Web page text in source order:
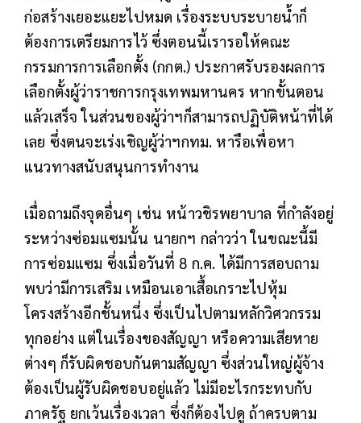
ก่อสร้างเยอะแยะไปหมด เรื่องระบบระบายน้ำก็
ต้องการเตรียมการไว้ ซึ่งตอนนี้เรารอให้คณะ
กรรมการการเลือกตั้ง (กกต.) ประกาศรับรองผลการ
เลือกตั้งผู้ว่าราชการกรุงเทพมหานคร หากขั้นตอน
แล้วเสร็จ ในส่วนของผู้ว่าฯก็สามารถปฏิบัติหน้าที่ได้
เลย ซึ่งตนจะเร่งเชิญผู้ว่าฯกทม. หารือเพื่อหา
แนวทางสนับสนุนการทำงาน
เมื่อถามถึงจุดอื่นๆ เช่น หน้าวชิรพยาบาล ที่กำลังอยู่
ระหว่างซ่อมแซมนั้น นายกฯ กล่าวว่า ในขณะนี้มี
การซ่อมแซม ซึ่งเมื่อวันที่ 8 ก.ค. ได้มีการสอบถาม
พบว่ามีการเสริม เหมือนเอาเสื้อเกราะไปหุ้ม
โครงสร้างอีกชั้นหนึ่ง ซึ่งเป็นไปตามหลักวิศวกรรม
ทุกอย่าง แต่ในเรื่องของสัญญา หรือความเสียหาย
ต่างๆ ก็รับผิดชอบกันตามสัญญา ซึ่งส่วนใหญ่ผู้จ้าง
ต้องเป็นผู้รับผิดชอบอยู่แล้ว ไม่มีอะไรกระทบกับ
ภาครัฐ ยกเว้นเรื่องเวลา ซึ่งก็ต้องไปดู ถ้าครบตาม